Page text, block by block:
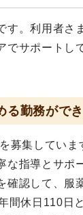
す。利用者さ
でサポートし
勤務ができ
募集していま
な指導とサポ
確認して、服
間休日110日